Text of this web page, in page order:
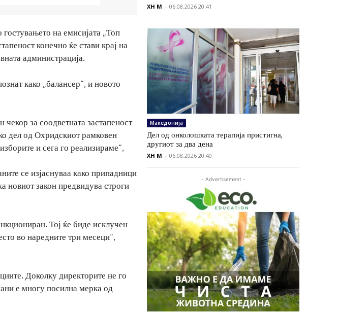
на емисијата „Топ
конечно ќе стави крај на
администрација.
како „балансер“, и новото
за соодветната застапеност
дел од Охридскиот рамковен
и сега го реализираме“,
се изјаснуваа како припадници
новиот закон предвидува строги
Тој ќе биде исклучен
во наредните три месеци“,
Доколку директорите не го
е многу посилна мерка од
XH M - 06.08.2026 20:41
Македонија
Дел од онколошката терапија пристигна,
другиот за два дена
XH M - 06.08.2026 20:40
- Advertisement -